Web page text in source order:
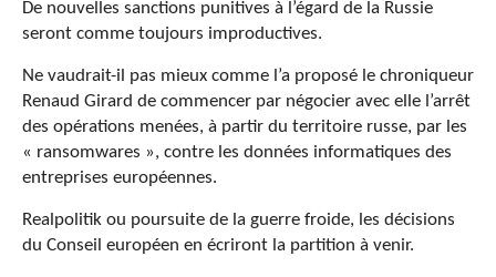
De nouvelles sanctions punitives à l’égard de la Russie
seront comme toujours improductives.
Ne vaudrait-il pas mieux comme l’a proposé le chroniqueur
Renaud Girard de commencer par négocier avec elle l’arrêt
des opérations menées, à partir du territoire russe, par les
« ransomwares », contre les données informatiques des
entreprises européennes.
Realpolitik ou poursuite de la guerre froide, les décisions
du Conseil européen en écriront la partition à venir.